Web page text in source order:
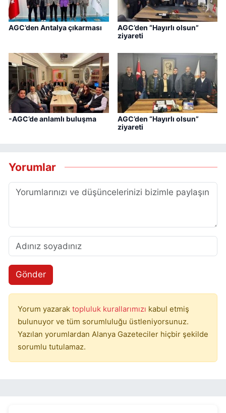
AGC’den Antalya çıkarması
AGC’den “Hayırlı olsun”
ziyareti
-AGC’de anlamlı buluşma
AGC’den “Hayırlı olsun”
ziyareti
Yorumlar
Gönder
Yorum yazarak topluluk kurallarımızı kabul etmiş
bulunuyor ve tüm sorumluluğu üstleniyorsunuz.
Yazılan yorumlardan Alanya Gazeteciler hiçbir şekilde
sorumlu tutulamaz.